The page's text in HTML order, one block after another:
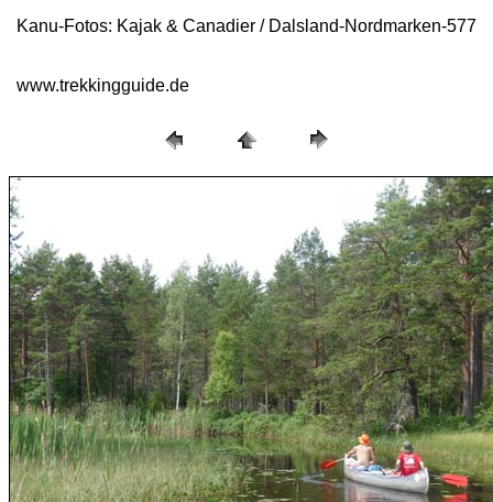
Kanu-Fotos: Kajak & Canadier / Dalsland-Nordmarken-577
www.trekkingguide.de